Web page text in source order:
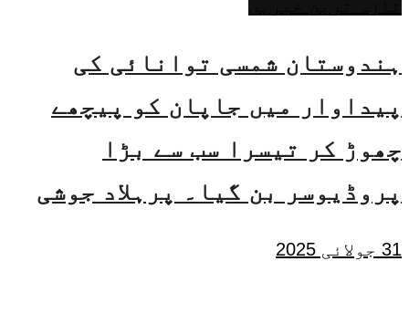
ہندوستان شمسی توانائی کی
پیداوار میں جاپان کو پیچھے
چھوڑ کر تیسرا سب سے بڑا
پروڈیوسر بن گیا۔ پرہلاد جوشی
31 جولائی 2025